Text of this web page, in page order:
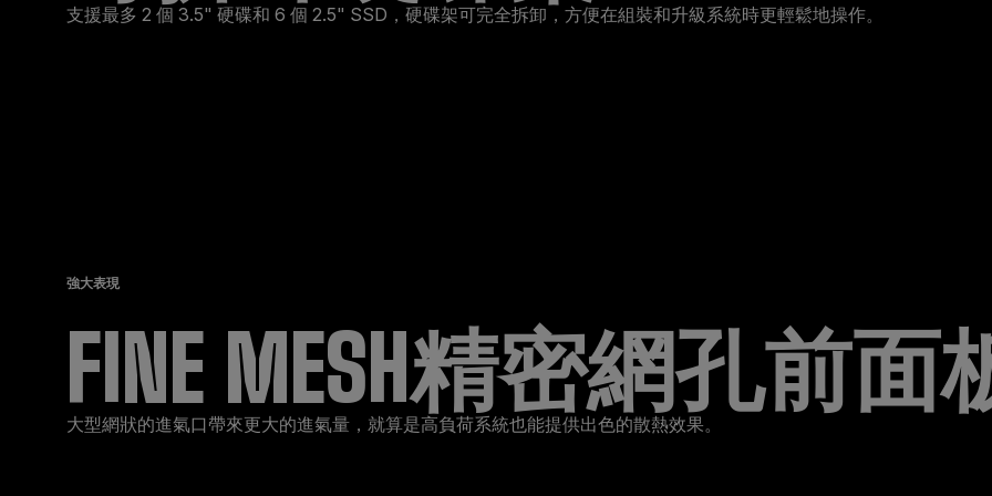
支援最多 2 個 3.5" 硬碟和 6 個 2.5" SSD，硬碟架可完全拆卸，方便在組裝和升級系統時更輕鬆地操作。
強大表現
FINE MESH精密網孔前面
大型網狀的進氣口帶來更大的進氣量，就算是高負荷系統也能提供出色的散熱效果。